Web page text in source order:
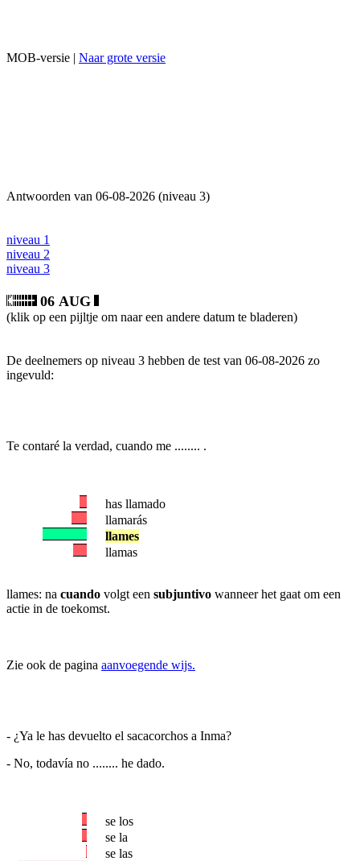
MOB-versie | Naar grote versie
Antwoorden van 06-08-2026 (niveau 3)
niveau 1
niveau 2
niveau 3
06 AUG
(klik op een pijltje om naar een andere datum te bladeren)
De deelnemers op niveau 3 hebben de test van 06-08-2026 zo
ingevuld:
Te contaré la verdad, cuando me ........ .
has llamado
llamarás
llames
llamas
llames: na cuando volgt een subjuntivo wanneer het gaat om een
actie in de toekomst.
Zie ook de pagina aanvoegende wijs.
- ¿Ya le has devuelto el sacacorchos a Inma?
- No, todavía no ........ he dado.
se los
se la
se las